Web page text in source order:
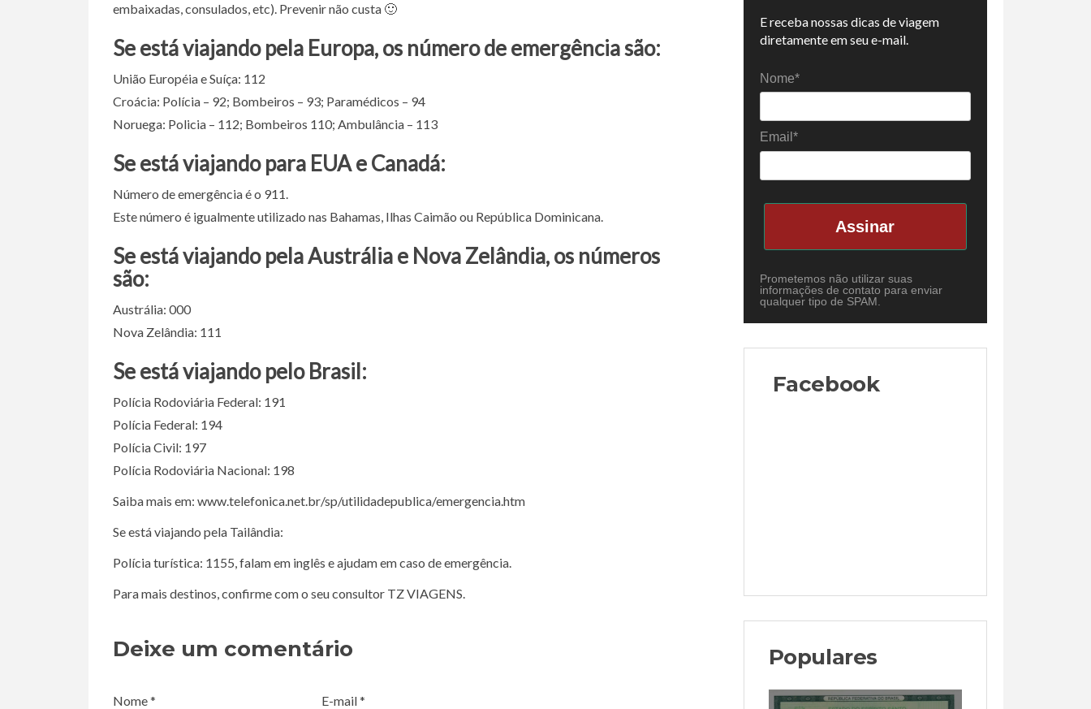
embaixadas, consulados, etc). Prevenir não custa 🙂
Se está viajando pela Europa, os número de emergência são:
União Européia e Suíça: 112
Croácia: Polícia – 92; Bombeiros – 93; Paramédicos – 94
Noruega: Policia – 112; Bombeiros 110; Ambulância – 113
Se está viajando para EUA e Canadá:
Número de emergência é o 911.
Este número é igualmente utilizado nas Bahamas, Ilhas Caimão ou República Dominicana.
Se está viajando pela Austrália e Nova Zelândia, os números
são:
Austrália: 000
Nova Zelândia: 111
Se está viajando pelo Brasil:
Polícia Rodoviária Federal: 191
Polícia Federal: 194
Polícia Civil: 197
Polícia Rodoviária Nacional: 198
Saiba mais em: www.telefonica.net.br/sp/utilidadepublica/emergencia.htm
Se está viajando pela Tailândia:
Polícia turística: 1155, falam em inglês e ajudam em caso de emergência.
Para mais destinos, confirme com o seu consultor TZ VIAGENS.
Deixe um comentário
Nome * E-mail *
E receba nossas dicas de viagem
diretamente em seu e-mail.
Nome*
Email*
Assinar
Prometemos não utilizar suas
informações de contato para enviar
qualquer tipo de SPAM.
Facebook
Populares